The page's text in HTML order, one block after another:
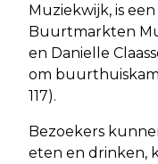
Muziekwijk, is
Buurtmarkten
en Danielle
om
117).
Bezoekers
eten en drinken,